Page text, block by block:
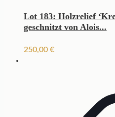
Lot 183: Holzrelief
geschnitzt von Alois...
250,00 €